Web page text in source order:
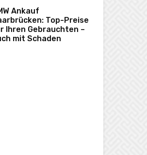
Ankauf
Top-Preise
Ihren Gebrauchten –
mit Schaden